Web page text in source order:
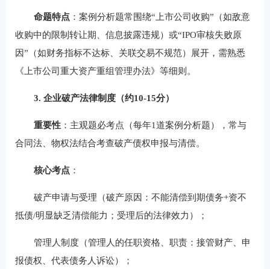
命题特点：案例分析题常围绕“上市公司收购”（如敌意
收购中的限制转让期、信息披露违规）或“IPO审核失败原
因”（如财务指标不达标、关联交易不规范）展开，需熟悉
《上市公司重大资产重组管理办法》等细则。
3. 企业破产法律制度（约10-15分）
重要性：主观题必考点（每年1道案例分析题），常与
合同法、物权法结合考查破产债权申报与清偿。
核心考点：
破产申请与受理（破产原因：不能清偿到期债务+资不
抵债/明显缺乏清偿能力；受理后的法律效力）；
管理人制度（管理人的任职资格、职责：接管财产、申
报债权、代表债务人诉讼）；